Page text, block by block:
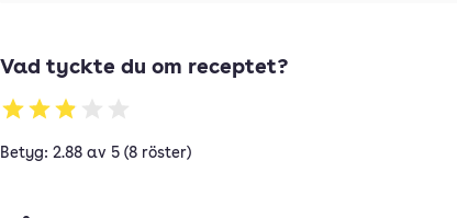
Vad tyckte du om receptet?
Betyg: 2.88 av 5 (8 röster)